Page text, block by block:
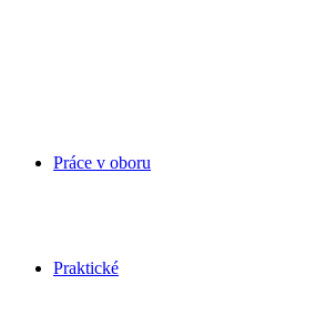
Práce v oboru
Praktické